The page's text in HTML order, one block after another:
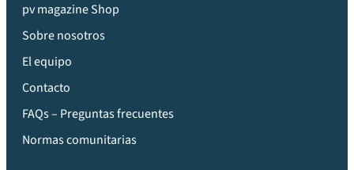
pv magazine Shop
Sobre nosotros
El equipo
Contacto
FAQs – Preguntas frecuentes
Normas comunitarias